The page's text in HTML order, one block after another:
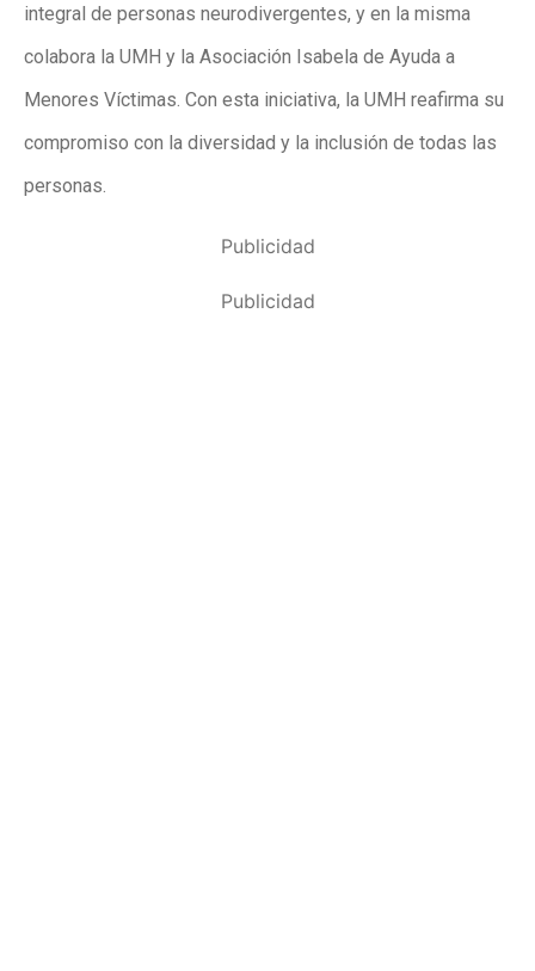
integral de personas neurodivergentes, y en la misma
colabora la UMH y la Asociación Isabela de Ayuda a
Menores Víctimas. Con esta iniciativa, la UMH reafirma su
compromiso con la diversidad y la inclusión de todas las
personas.
Publicidad
Publicidad